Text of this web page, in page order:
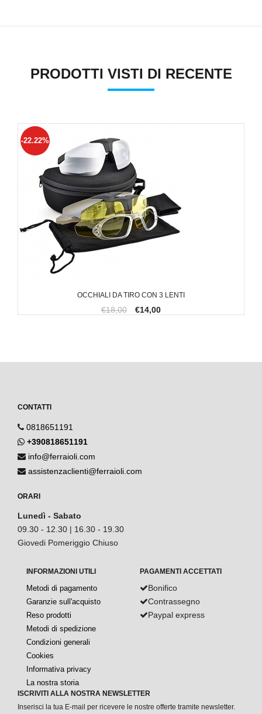
PRODOTTI VISTI DI RECENTE
OCCHIALI DA TIRO CON 3 LENTI
-22.22%
€18,00 €14,00
CONTATTI
0818651191
+390818651191
info@ferraioli.com
assistenzaclienti@ferraioli.com
ORARI
Lunedì - Sabato
09.30 - 12.30 | 16.30 - 19.30
Giovedi Pomeriggio Chiuso
INFORMAZIONI UTILI
Metodi di pagamento
Garanzie sull'acquisto
Reso prodotti
Metodi di spedizione
Condizioni generali
Cookies
Informativa privacy
La nostra storia
PAGAMENTI ACCETTATI
Bonifico
Contrassegno
Paypal express
ISCRIVITI ALLA NOSTRA NEWSLETTER
Inserisci la tua E-mail per ricevere le nostre offerte tramite newsletter.